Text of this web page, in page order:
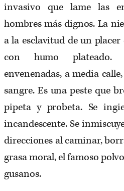
invasivo que lame las
hombres más dignos. La
a la esclavitud de un placer
con humo plateado.
envenenadas, a media
sangre. Es una peste que
pipeta y probeta. Se
incandescente. Se
direcciones al caminar,
grasa moral, el famoso
gusanos.